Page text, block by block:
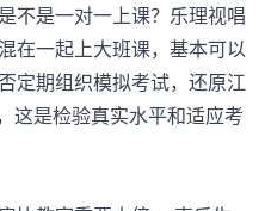
不是一对一上课？乐理视唱
在一起上大班课，基本可以
定期组织模拟考试，还原江
这是检验真实水平和适应考